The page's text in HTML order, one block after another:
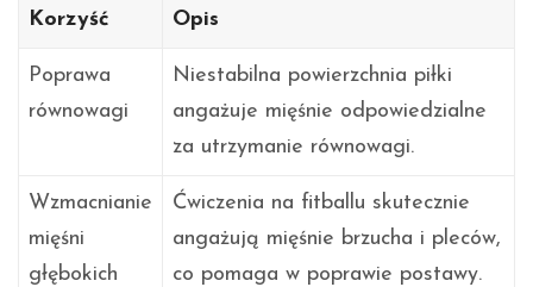
Korzyść Opis
Poprawa
równowagi
Niestabilna powierzchnia piłki
angażuje mięśnie odpowiedzialne
za utrzymanie równowagi.
Wzmacnianie
mięśni
głębokich
Ćwiczenia na fitballu skutecznie
angażują mięśnie brzucha i pleców,
co pomaga w poprawie postawy.